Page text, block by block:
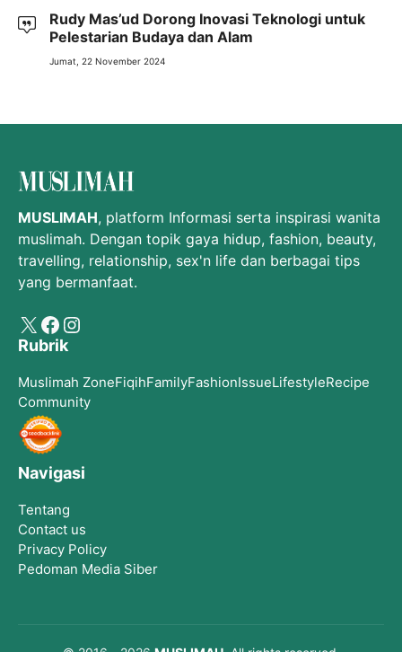
Rudy Mas’ud Dorong Inovasi Teknologi untuk
Pelestarian Budaya dan Alam
Jumat, 22 November 2024
MUSLIMAH, platform Informasi serta inspirasi wanita
muslimah. Dengan topik gaya hidup, fashion, beauty,
travelling, relationship, sex'n life dan berbagai tips
yang bermanfaat.
X Facebook
Instagram
Rubrik
Muslimah ZoneFiqihFamilyFashionIssueLifestyleRecipe
Community
Navigasi
Tentang
Contact us
Privacy Policy
Pedoman Media Siber